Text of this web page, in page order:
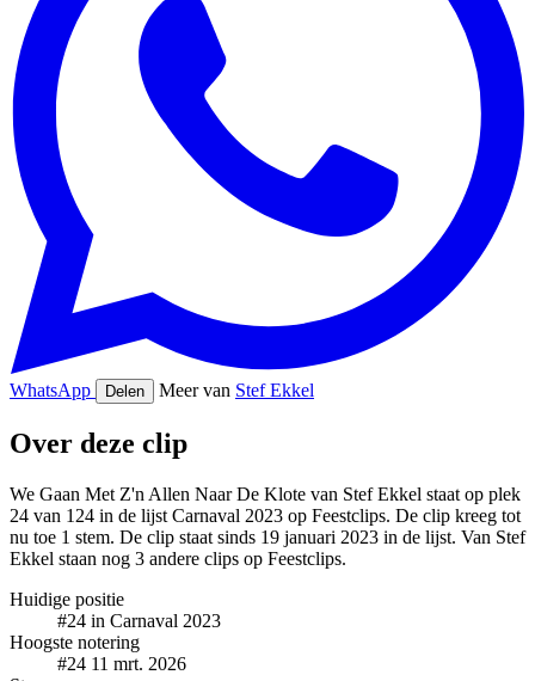
WhatsApp Delen Meer van Stef Ekkel
Over deze clip
We Gaan Met Z'n Allen Naar De Klote van Stef Ekkel staat op plek
24 van 124 in de lijst Carnaval 2023 op Feestclips. De clip kreeg tot
nu toe 1 stem. De clip staat sinds 19 januari 2023 in de lijst. Van Stef
Ekkel staan nog 3 andere clips op Feestclips.
Huidige positie
#24 in Carnaval 2023
Hoogste notering
#24 11 mrt. 2026